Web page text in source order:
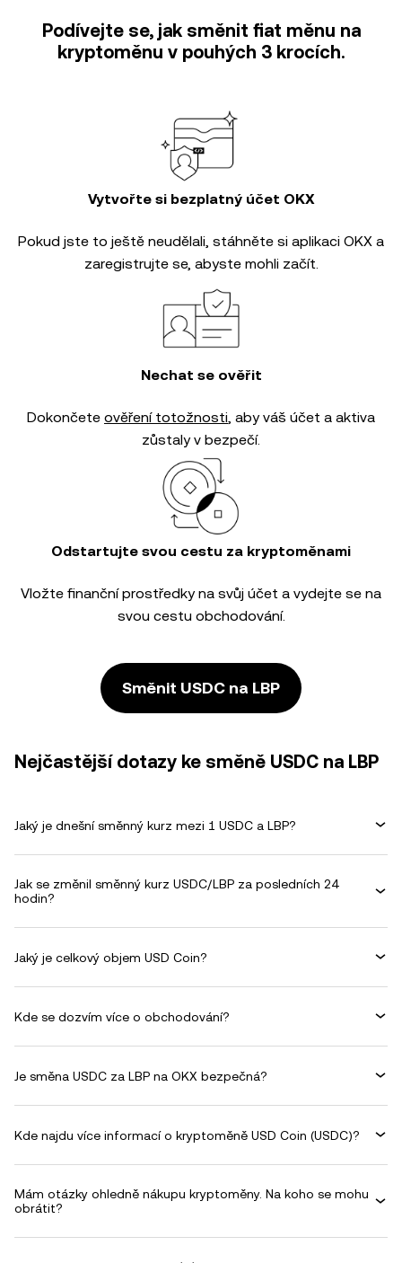
Podívejte se, jak směnit fiat měnu na
kryptoměnu v pouhých 3 krocích.
Vytvořte si bezplatný účet OKX
Pokud jste to ještě neudělali, stáhněte si aplikaci OKX a
zaregistrujte se, abyste mohli začít.
Nechat se ověřit
Dokončete ověření totožnosti, aby váš účet a aktiva
zůstaly v bezpečí.
Odstartujte svou cestu za kryptoměnami
Vložte finanční prostředky na svůj účet a vydejte se na
svou cestu obchodování.
Směnit USDC na LBP
Nejčastější dotazy ke směně USDC na LBP
Jaký je dnešní směnný kurz mezi 1 USDC a LBP?
Jak se změnil směnný kurz USDC/LBP za posledních 24
hodin?
Jaký je celkový objem USD Coin?
Kde se dozvím více o obchodování?
Je směna USDC za LBP na OKX bezpečná?
Kde najdu více informací o kryptoměně USD Coin (USDC)?
Mám otázky ohledně nákupu kryptoměny. Na koho se mohu
obrátit?